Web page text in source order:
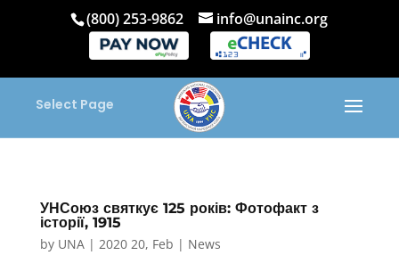
(800) 253-9862 info@unainc.org
Select Page
УНСоюз святкує 125 років: Фотофакт з
історії, 1915
by UNA| 2020 20, Feb | News